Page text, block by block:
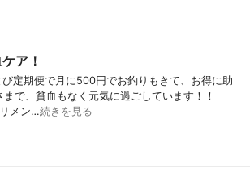
ア！
定期便で月に500円でお釣りもきて、お得に助
で、貧血もなく元気に過ごしています！！
メン…続きを見る